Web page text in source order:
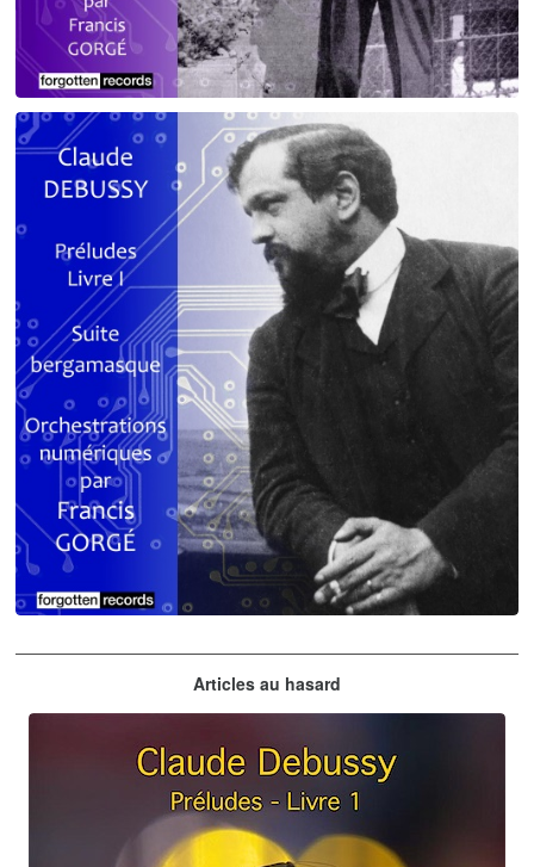
Debussy - Schmitt - Ravel
orchestrations numériques par Francis Gorgé
Articles au hasard